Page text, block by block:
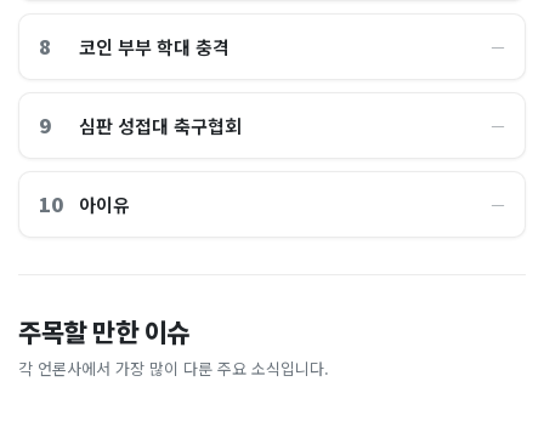
8 코인 부부 학대 충격 ―
9 심판 성접대 축구협회 ―
10 아이유 ―
주목할 만한 이슈
각 언론사에서 가장 많이 다룬 주요 소식입니다.
이 대통령 사관학교 통합 발언
에…“서울대 법대·충암고도
없애나”
채널A
라 출렁이는 日증시
아시아경제
총리 영상에 "대체 뭐냐" 발
칵‥日 배우도 "미친 짓"
실체, 은밀하게…[중국나라]